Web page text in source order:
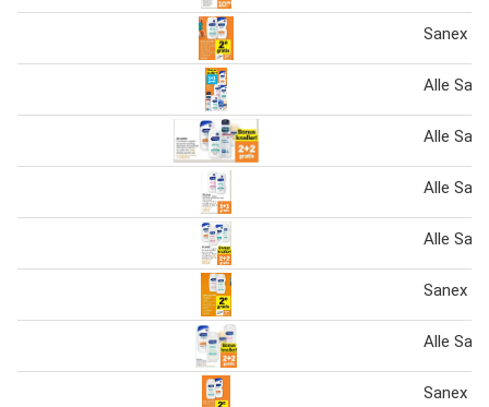
Sanex
Alle
Alle
Alle
Alle
Sanex
Alle
Sanex